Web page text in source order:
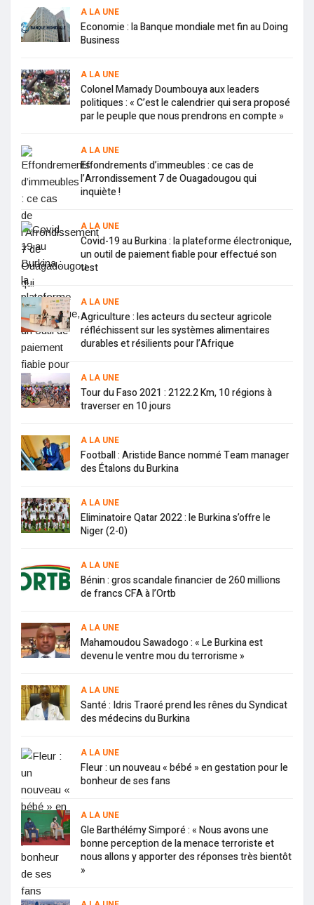
A LA UNE
Economie : la Banque mondiale met fin au Doing
Business
A LA UNE
Colonel Mamady Doumbouya aux leaders
politiques : « C’est le calendrier qui sera proposé
par le peuple que nous prendrons en compte »
A LA UNE
Effondrements d’immeubles : ce cas de
l’Arrondissement 7 de Ouagadougou qui
inquiète !
A LA UNE
Covid-19 au Burkina : la plateforme électronique,
un outil de paiement fiable pour effectué son
test
A LA UNE
Agriculture : les acteurs du secteur agricole
réfléchissent sur les systèmes alimentaires
durables et résilients pour l’Afrique
A LA UNE
Tour du Faso 2021 : 2122.2 Km, 10 régions à
traverser en 10 jours
A LA UNE
Football : Aristide Bance nommé Team manager
des Étalons du Burkina
A LA UNE
Eliminatoire Qatar 2022 : le Burkina s’offre le
Niger (2-0)
A LA UNE
Bénin : gros scandale financier de 260 millions
de francs CFA à l’Ortb
A LA UNE
Mahamoudou Sawadogo : « Le Burkina est
devenu le ventre mou du terrorisme »
A LA UNE
Santé : Idris Traoré prend les rênes du Syndicat
des médecins du Burkina
A LA UNE
Fleur : un nouveau « bébé » en gestation pour le
bonheur de ses fans
A LA UNE
Gle Barthélémy Simporé : « Nous avons une
bonne perception de la menace terroriste et
nous allons y apporter des réponses très bientôt
»